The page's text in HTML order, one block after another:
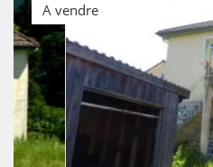
A vendre